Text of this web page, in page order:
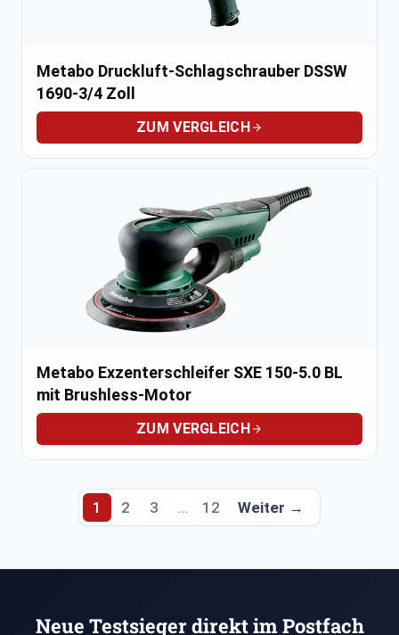
Metabo Druckluft-Schlagschrauber DSSW
1690-3/4 Zoll
ZUM VERGLEICH
Metabo Exzenterschleifer SXE 150-5.0 BL
mit Brushless-Motor
ZUM VERGLEICH
1 2 3 … 12 Weiter →
Neue Testsieger direkt im Postfach